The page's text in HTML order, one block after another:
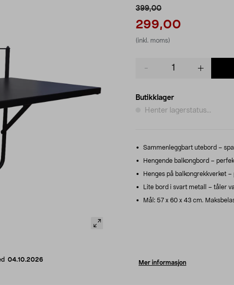
04.10.2026
399,00
299,00
(inkl. moms)
Butikklager
Henter lagerstatus...
Sammenleggbart utebord –
Hengende balkongbord –
Henges på balkongrekkverket
Lite bord i svart metall – tåler
Mål: 57 x 60 x 43 cm.
Mer informasjon